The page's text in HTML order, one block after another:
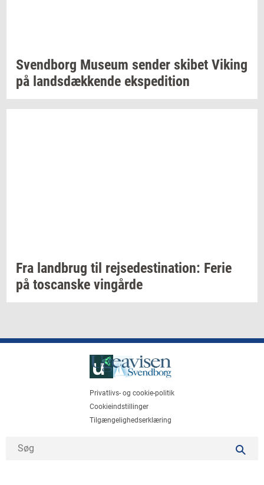
Svend­borg Mu­se­um sen­der ski­bet Viking
på lands­dæk­ken­de eks­pe­di­tion
Fra land­brug til rej­se­desti­na­tion: Ferie
på toscan­ske vin­går­de
Privatlivs- og cookie-politik
Cookieindstillinger
Tilgængelighedserklæring